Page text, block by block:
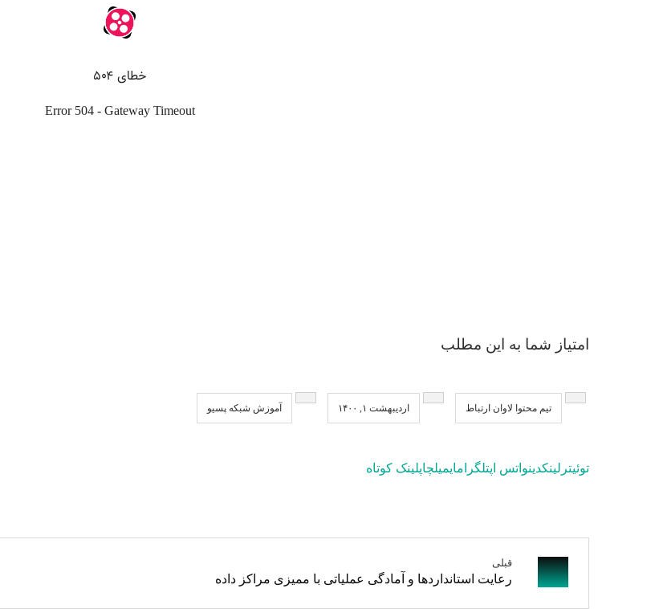
امتیاز شما به این مطلب
تیم محتوا لاوان ارتباط اردیبهشت ۱, ۱۴۰۰ آموزش شبکه پسیو
توئیتر لینکدینواتس اپتلگرامایمیلچاپلینک کوتاه
قبلی
رعایت استانداردها و آمادگی عملیاتی با ممیزی مراکز داده